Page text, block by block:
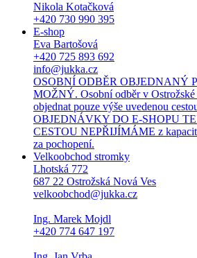
Nikola Kotačková
+420 730 990 395
E-shop
Eva Bartošová
+420 725 893 692
info@jukka.cz
OSOBNÍ ODBĚR OBJEDNANÝ
MOŽNÝ. Osobní odběr v
objednat pouze výše uvedenou
OBJEDNÁVKY DO E-SHOPU
CESTOU NEPŘIJÍMÁME z
za pochopení.
Velkoobchod stromky
Lhotská 772
687 22 Ostrožská Nová Ves
velkoobchod@jukka.cz
Ing. Marek Mojdl
+420 774 647 197